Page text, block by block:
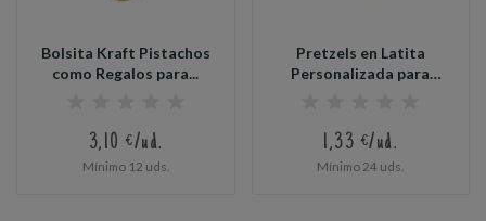
Bolsita Kraft Pistachos
como Regalos para...
3,10 €/ud.
Mínimo 12 uds.
Pretzels en Latita
Personalizada para
1,33 €/ud.
Mínimo 24 uds.